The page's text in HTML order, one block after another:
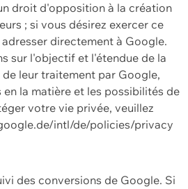
droit d'opposition à la création
; si vous désirez exercer ce
directement à Google.
sur l'objectif et l'étendue de la
leur traitement par Google,
la matière et les possibilités de
votre vie privée, veuillez
intl/de/policies/privacy
des conversions de Google. Si